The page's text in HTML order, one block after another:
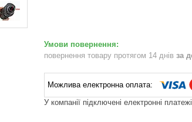
повернення товару протягом 14 днів за
У компанії підключені електронні